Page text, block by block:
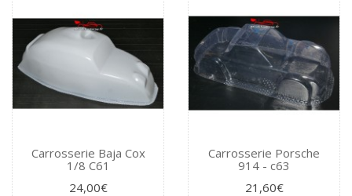
Carrosserie Baja Cox
1/8 C61
24,00€
Carrosserie Porsche
914 - c63
21,60€